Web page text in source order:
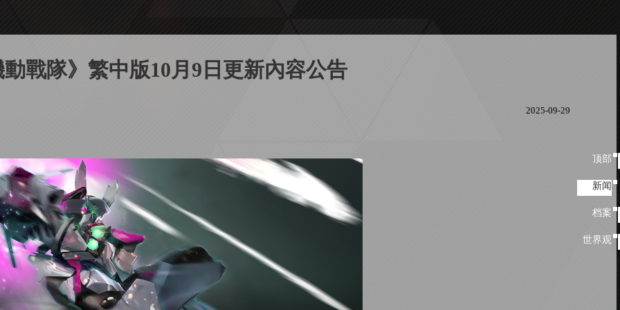
顶
顶部
新闻
新闻
档
档案
世
世界观
戰隊》繁中版10月9日更新內容公告
2025-09-29